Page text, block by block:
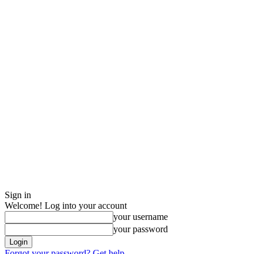
Sign in
Welcome! Log into your account
your username
your password